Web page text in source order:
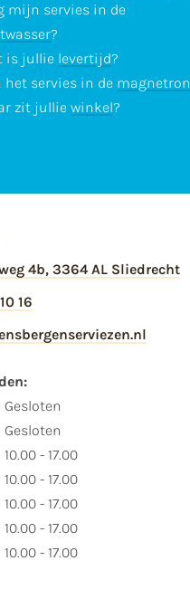
mijn servies in de
?
is jullie levertijd?
het servies in de magnetron
zit jullie winkel?
4b, 3364 AL Sliedrecht
16
Gesloten
Gesloten
10.00 - 17.00
10.00 - 17.00
10.00 - 17.00
10.00 - 17.00
10.00 - 17.00